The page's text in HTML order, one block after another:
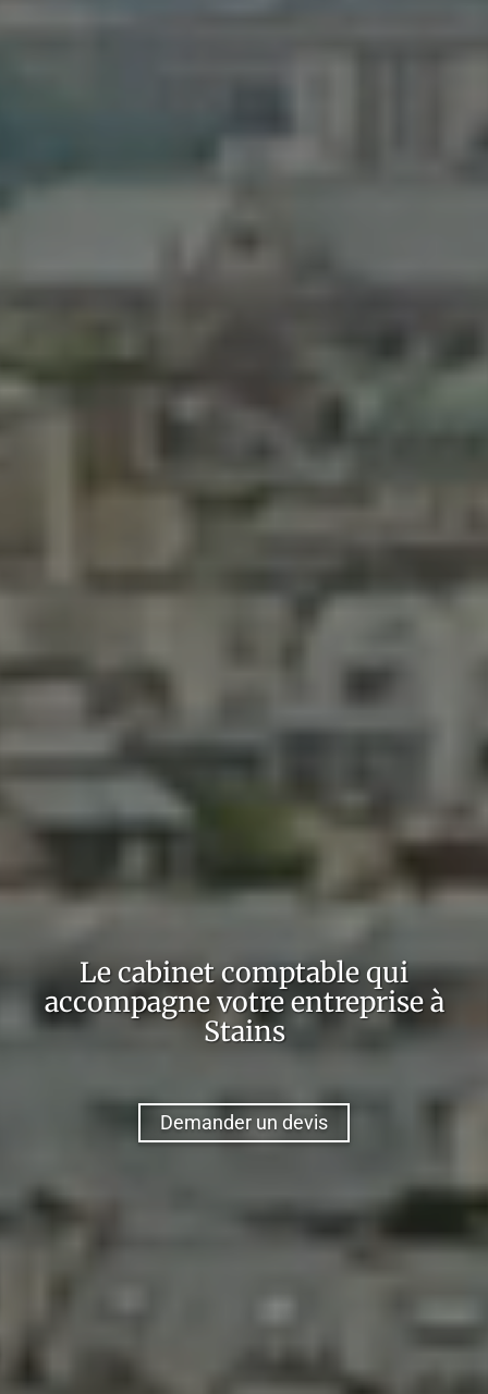
Le cabinet comptable qui
accompagne votre entreprise à
Stains
Demander un devis